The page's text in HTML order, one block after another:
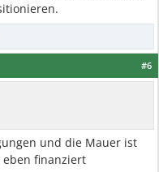
#6
und die Mauer ist
eben finanziert